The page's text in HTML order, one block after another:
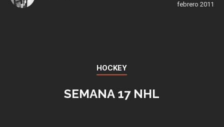
febrero 2011
HOCKEY
SEMANA 17 NHL